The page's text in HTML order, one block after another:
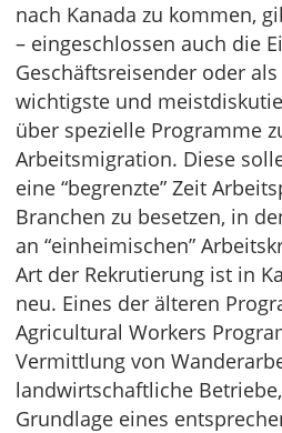
nach Kanada zu kommen,
– eingeschlossen auch die
Geschäftsreisender oder
wichtigste und
über spezielle Programme
Arbeitsmigration. Diese
eine “begrenzte” Zeit
Branchen zu besetzen, in
an “einheimischen”
Art der Rekrutierung ist in
neu. Eines der älteren
Agricultural Workers
Vermittlung von
landwirtschaftliche
Grundlage eines